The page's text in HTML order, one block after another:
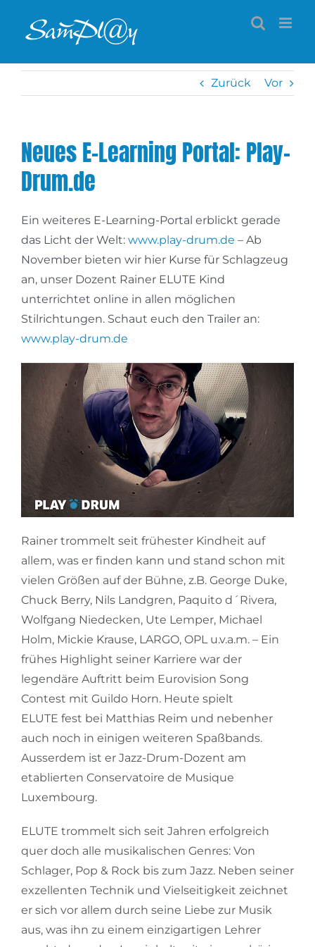
Inhalt
Zurück Vor
Neues E-Learning Portal: Play-
Drum.de
Ein weiteres E-Learning-Portal erblickt gerade
das Licht der Welt: www.play-drum.de – Ab
November bieten wir hier Kurse für Schlagzeug
an, unser Dozent Rainer ELUTE Kind
unterrichtet online in allen möglichen
Stilrichtungen. Schaut euch den Trailer an:
www.play-drum.de
Rainer trommelt seit frühester Kindheit auf
allem, was er finden kann und stand schon mit
vielen Größen auf der Bühne, z.B. George Duke,
Chuck Berry, Nils Landgren, Paquito d´Rivera,
Wolfgang Niedecken, Ute Lemper, Michael
Holm, Mickie Krause, LARGO, OPL u.v.a.m. – Ein
frühes Highlight seiner Karriere war der
legendäre Auftritt beim Eurovision Song
Contest mit Guildo Horn. Heute spielt
ELUTE fest bei Matthias Reim und nebenher
auch noch in einigen weiteren Spaßbands.
Ausserdem ist er Jazz-Drum-Dozent am
etablierten Conservatoire de Musique
Luxembourg.
ELUTE trommelt sich seit Jahren erfolgreich
quer doch alle musikalischen Genres: Von
Schlager, Pop & Rock bis zum Jazz. Neben seiner
exzellenten Technik und Vielseitigkeit zeichnet
er sich vor allem durch seine Liebe zur Musik
aus, was ihn zu einem einzigartigen Lehrer